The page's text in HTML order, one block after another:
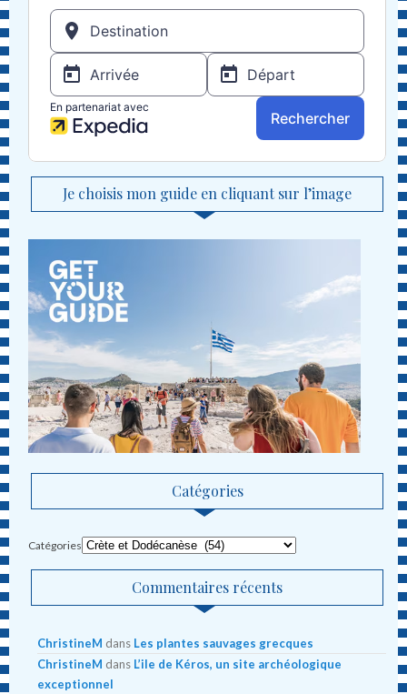
Je choisis mon guide en cliquant sur l’image
Catégories
Catégories
Commentaires récents
ChristineM dans Les plantes sauvages grecques
ChristineM dans L’ile de Kéros, un site archéologique
exceptionnel